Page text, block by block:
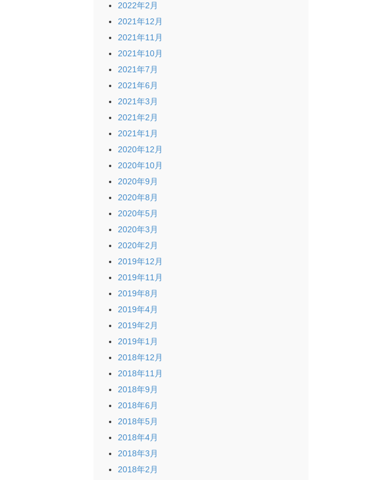
2022年2月
2021年12月
2021年11月
2021年10月
2021年7月
2021年6月
2021年3月
2021年2月
2021年1月
2020年12月
2020年10月
2020年9月
2020年8月
2020年5月
2020年3月
2020年2月
2019年12月
2019年11月
2019年8月
2019年4月
2019年2月
2019年1月
2018年12月
2018年11月
2018年9月
2018年6月
2018年5月
2018年4月
2018年3月
2018年2月